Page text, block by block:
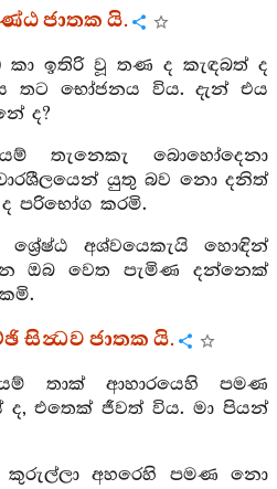
ජාතක යි.
කා ඉතිරි වූ තණ ද කැඳබත් ද
තට භෝජනය විය. දැන් එය
ද?
තැනෙකැ බොහෝදෙනා
යුතු බව නො දනිත්
පරිභෝග කරමි.
ශ්‍රේෂ්ඨ අශ්වයෙකැයි හොඳින්
ඔබ වෙත පැමිණ දන්නෙක්
සින්‍ධව ජාතක යි.
තාක් ආහාරයෙහි පමණ
ද, එතෙක් ජීවත් විය. මා පියන්
කුරුල්ලා අහරෙහි පමණ නො